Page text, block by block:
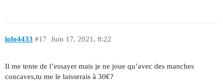
lolo4433 Juin 17, 2021, 8:22
#17
Il me tente de l’essayer mais je ne joue qu’avec des manches
concaves,tu me le laisserais à 30€?